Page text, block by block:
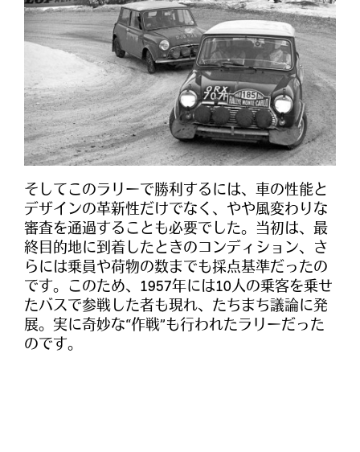
そしてこのラリーで勝利するには、車の性能と
デザインの革新性だけでなく、やや風変わりな
審査を通過することも必要でした。当初は、最
終目的地に到着したときのコンディション、さ
らには乗員や荷物の数までも採点基準だったの
です。このため、1957年には10人の乗客を乗せ
たバスで参戦した者も現れ、たちまち議論に発
展。実に奇妙な“作戦”も行われたラリーだった
のです。